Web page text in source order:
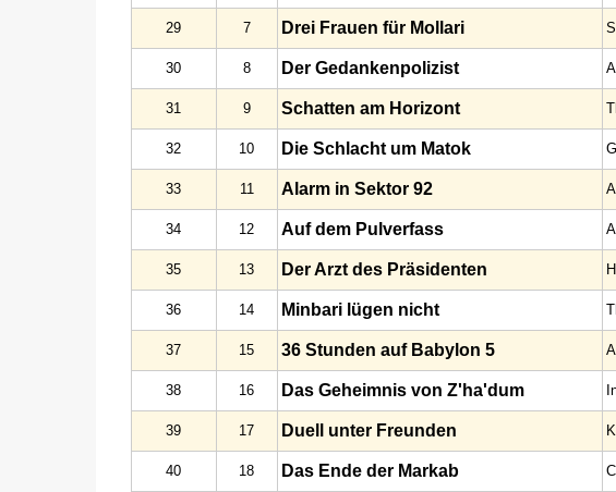
29 7 Drei Frauen für Mollari
30 8 Der Gedankenpolizist
31 9 Schatten am Horizont
32 10 Die Schlacht um Matok
33 11 Alarm in Sektor 92
34 12 Auf dem Pulverfass
35 13 Der Arzt des Präsidenten
36 14 Minbari lügen nicht
37 15 36 Stunden auf Babylon 5
38 16 Das Geheimnis von Z'ha'dum
39 17 Duell unter Freunden
40 18 Das Ende der Markab